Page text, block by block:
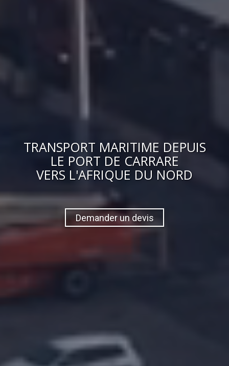
TRANSPORT MARITIME DEPUIS
LE PORT DE CARRARE
VERS L'AFRIQUE DU NORD
Demander un devis